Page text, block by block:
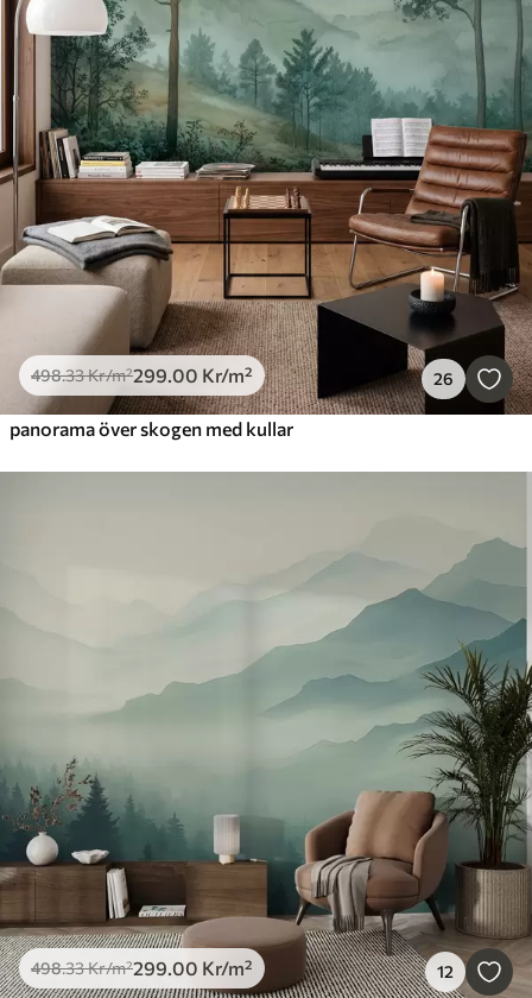
498.33Kr/m²299 .00 Kr/m² 26
panorama över skogen med kullar
498.33Kr/m²299 .00 Kr/m² 12